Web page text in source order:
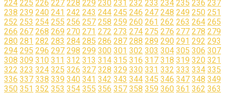
224 225 226 227 228 229 230 231 232 233 234 235 236 237
238 239 240 241 242 243 244 245 246 247 248 249 250 251
252 253 254 255 256 257 258 259 260 261 262 263 264 265
266 267 268 269 270 271 272 273 274 275 276 277 278 279
280 281 282 283 284 285 286 287 288 289 290 291 292 293
294 295 296 297 298 299 300 301 302 303 304 305 306 307
308 309 310 311 312 313 314 315 316 317 318 319 320 321
322 323 324 325 326 327 328 329 330 331 332 333 334 335
336 337 338 339 340 341 342 343 344 345 346 347 348 349
350 351 352 353 354 355 356 357 358 359 360 361 362 363